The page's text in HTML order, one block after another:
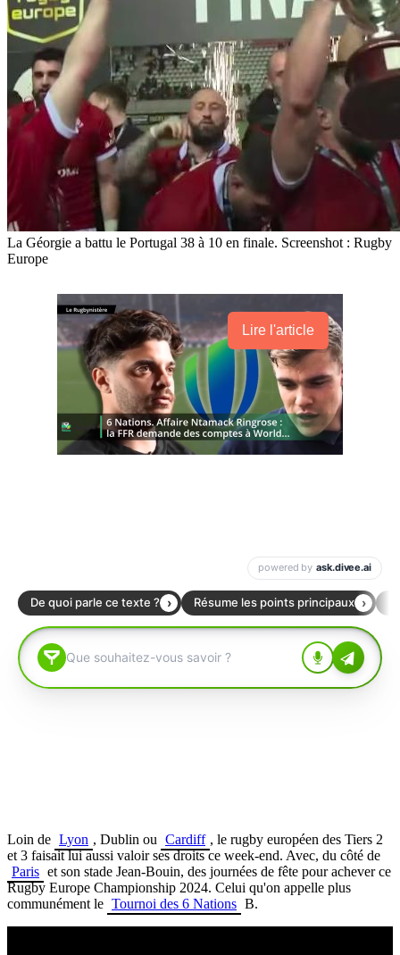
La Géorgie a battu le Portugal 38 à 10 en finale. Screenshot : Rugby
Europe
Lire l'article
Loin de Lyon , Dublin ou Cardiff , le rugby européen des Tiers 2
et 3 faisait lui aussi valoir ses droits ce week-end. Avec, du côté de
Paris et son stade Jean-Bouin, des journées de fête pour achever ce
Rugby Europe Championship 2024. Celui qu'on appelle plus
communément le Tournoi des 6 Nations B.